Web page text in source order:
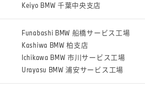
Keiyo BMW 千葉中央支店
Funabashi BMW 船橋サービス工場
Kashiwa BMW 柏支店
Ichikawa BMW 市川サービス工場
Urayasu BMW 浦安サービス工場